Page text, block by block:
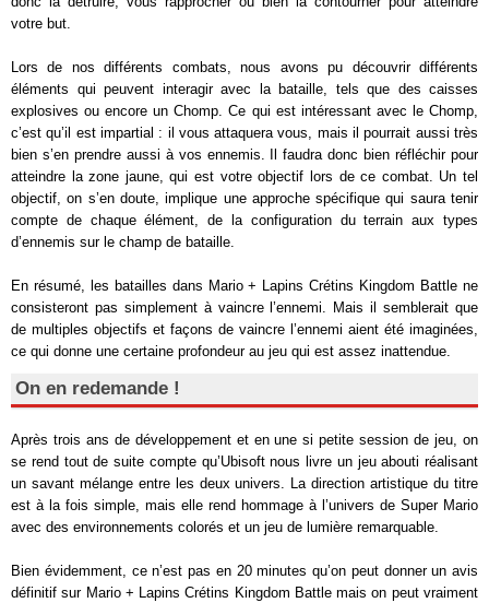
votre but.
Lors de nos différents combats, nous avons pu découvrir différents
éléments qui peuvent interagir avec la bataille, tels que des caisses
explosives ou encore un Chomp. Ce qui est intéressant avec le Chomp,
c’est qu’il est impartial : il vous attaquera vous, mais il pourrait aussi très
bien s’en prendre aussi à vos ennemis. Il faudra donc bien réfléchir pour
atteindre la zone jaune, qui est votre objectif lors de ce combat. Un tel
objectif, on s’en doute, implique une approche spécifique qui saura tenir
compte de chaque élément, de la configuration du terrain aux types
d’ennemis sur le champ de bataille.
En résumé, les batailles dans Mario + Lapins Crétins Kingdom Battle ne
consisteront pas simplement à vaincre l’ennemi. Mais il semblerait que
de multiples objectifs et façons de vaincre l’ennemi aient été imaginées,
ce qui donne une certaine profondeur au jeu qui est assez inattendue.
On en redemande !
Après trois ans de développement et en une si petite session de jeu, on
se rend tout de suite compte qu’Ubisoft nous livre un jeu abouti réalisant
un savant mélange entre les deux univers. La direction artistique du titre
est à la fois simple, mais elle rend hommage à l’univers de Super Mario
avec des environnements colorés et un jeu de lumière remarquable.
Bien évidemment, ce n’est pas en 20 minutes qu’on peut donner un avis
définitif sur Mario + Lapins Crétins Kingdom Battle mais on peut vraiment